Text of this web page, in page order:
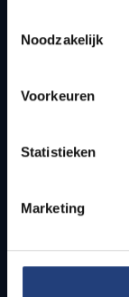
Noodzakelijk
Voorkeuren
Statistieken
Marketing
Quick links
How to